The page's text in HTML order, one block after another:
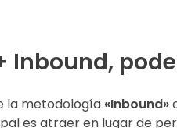
Inbound,
la metodología «Inbound»
es atraer en lugar de